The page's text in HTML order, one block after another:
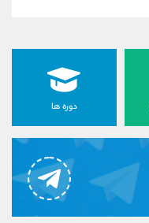
دوره ها